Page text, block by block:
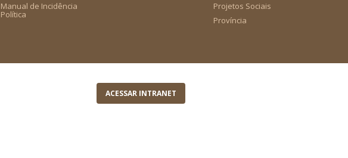
Manual de Incidência
Política
Projetos Sociais
Província
ACESSAR INTRANET